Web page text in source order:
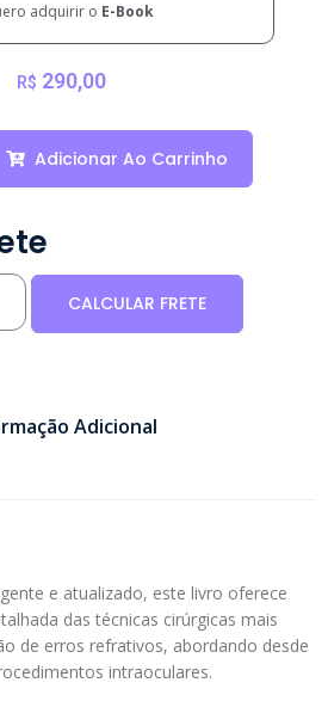
adquirir o E-Book
R$ 290,00
Adicionar Ao Carrinho
Adicional
e atualizado, este livro oferece
das técnicas cirúrgicas mais
de erros refrativos, abordando desde
intraoculares.